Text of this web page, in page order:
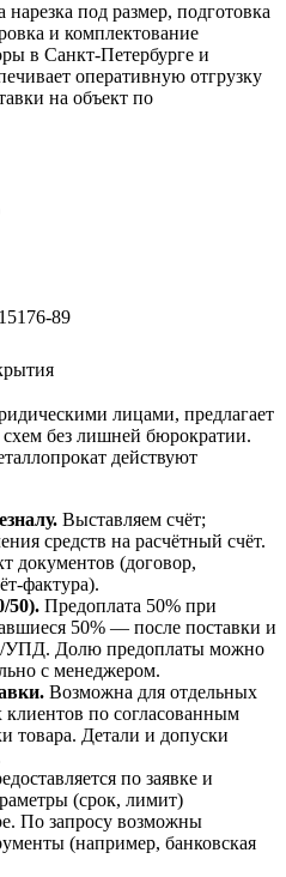
нарезка под размер, подготовка
и комплектование
в Санкт-Петербурге и
оперативную отгрузку
на объект по
89
лицами, предлагает
без лишней бюрократии.
действуют
Выставляем счёт;
средств на расчётный счёт.
документов (договор,
фактура).
50). Предоплата 50% при
50% — после поставки и
УПД. Долю предоплаты можно
с менеджером.
Возможна для отдельных
по согласованным
товара. Детали и допуски
по заявке и
(срок, лимит)
По запросу возможны
(например, банковская